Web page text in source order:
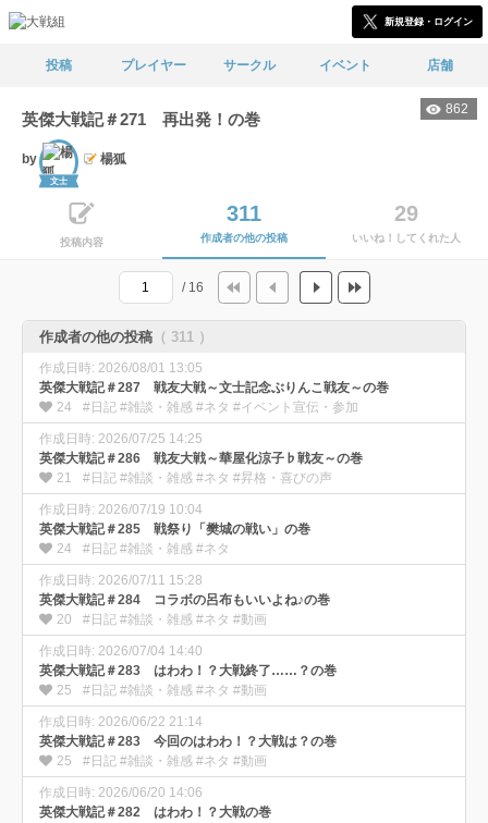
新規登録・ログイン
投稿 プレイヤー サークル イベント 店舗
862
英傑大戦記＃271 再出発！の巻
by
文士
楊狐
投稿内容
311
作成者の他の投稿
29
いいね！してくれた人
/ 16
作成者の他の投稿 （ 311 ）
作成日時: 2026/08/01 13:05
英傑大戦記＃287 戦友大戦～文士記念ぶりんこ戦友～の巻
24
#日記 #雑談・雑感 #ネタ #イベント宣伝・参加
作成日時: 2026/07/25 14:25
英傑大戦記＃286 戦友大戦～華屋化涼子♭戦友～の巻
21
#日記 #雑談・雑感 #ネタ #昇格・喜びの声
作成日時: 2026/07/19 10:04
英傑大戦記＃285 戦祭り「樊城の戦い」の巻
24
#日記 #雑談・雑感 #ネタ
作成日時: 2026/07/11 15:28
英傑大戦記＃284 コラボの呂布もいいよね♪の巻
20
#日記 #雑談・雑感 #ネタ #動画
作成日時: 2026/07/04 14:40
英傑大戦記＃283 はわわ！？大戦終了……？の巻
25
#日記 #雑談・雑感 #ネタ #動画
作成日時: 2026/06/22 21:14
英傑大戦記＃283 今回のはわわ！？大戦は？の巻
25
#日記 #雑談・雑感 #ネタ #動画
作成日時: 2026/06/20 14:06
英傑大戦記＃282 はわわ！？大戦の巻